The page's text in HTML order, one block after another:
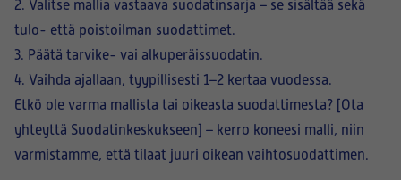
2. Valitse mallia vastaava suodatinsarja – se sisältää sekä
tulo- että poistoilman suodattimet.
3. Päätä tarvike- vai alkuperäissuodatin.
4. Vaihda ajallaan, tyypillisesti 1–2 kertaa vuodessa.
Etkö ole varma mallista tai oikeasta suodattimesta? [Ota
yhteyttä Suodatinkeskukseen] – kerro koneesi malli, niin
varmistamme, että tilaat juuri oikean vaihtosuodattimen.